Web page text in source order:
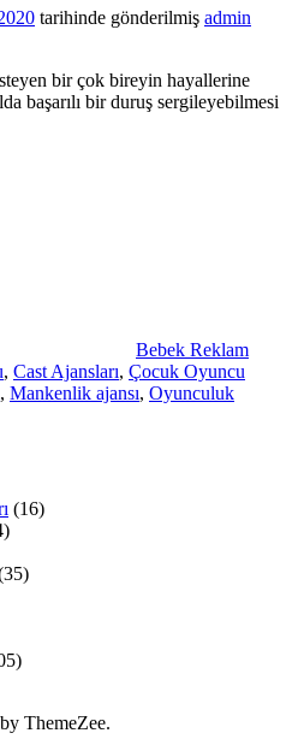
tarihinde gönderilmiş admin
bir çok bireyin hayallerine
başarılı bir duruş sergileyebilmesi
Bebek Reklam
, Cast Ajansları, Çocuk Oyuncu
, Mankenlik ajansı, Oyunculuk
(16)
ThemeZee.